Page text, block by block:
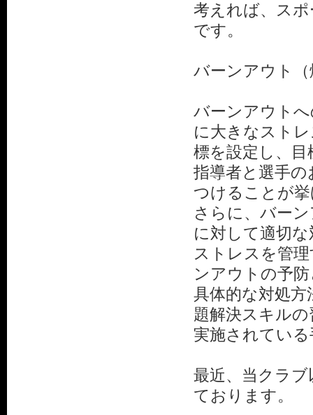
考えれば、ス
です。
バーンアウト
バーンアウト
に大きなスト
標を設定し、
指導者と選手
つけることが
さらに、バー
に対して適切
ストレスを管
ンアウトの予
具体的な対処
題解決スキル
実施されてい
最近、当クラ
ております。